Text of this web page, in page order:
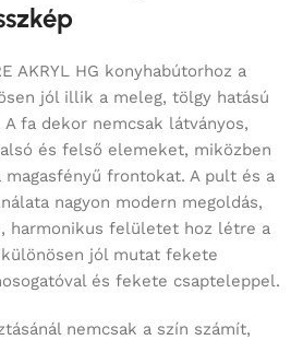
AKRYL HG konyhabútorhoz a
jól illik a meleg, tölgy hatású
fa dekor nemcsak látványos,
és felső elemeket, miközben
magasfényű frontokat. A pult és a
nagyon modern megoldás,
harmonikus felületet hoz létre a
jól mutat fekete
és fekete csapteleppel.
nemcsak a szín számít,